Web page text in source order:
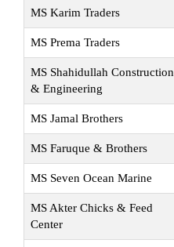
MS Karim Traders
MS Prema Traders
MS Shahidullah Construction
& Engineering
MS Jamal Brothers
MS Faruque & Brothers
MS Seven Ocean Marine
MS Akter Chicks & Feed
Center